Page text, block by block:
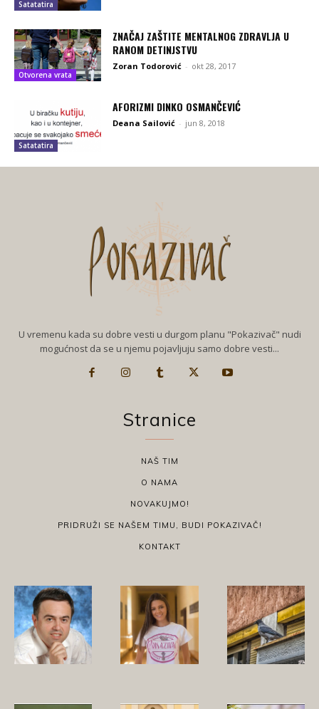
Satatatira
Otvorena vrata
ZNAČAJ ZAŠTITE MENTALNOG ZDRAVLJA U
RANOM DETINJSTVU
Zoran Todorović - okt 28, 2017
Satatatira
AFORIZMI DINKO OSMANČEVIĆ
Deana Sailović - jun 8, 2018
U vremenu kada su dobre vesti u durgom planu "Pokazivač" nudi
mogućnost da se u njemu pojavljuju samo dobre vesti...
Stranice
NAŠ TIM
O NAMA
NOVAKUJMO!
PRIDRUŽI SE NAŠEM TIMU, BUDI POKAZIVAČ!
KONTAKT